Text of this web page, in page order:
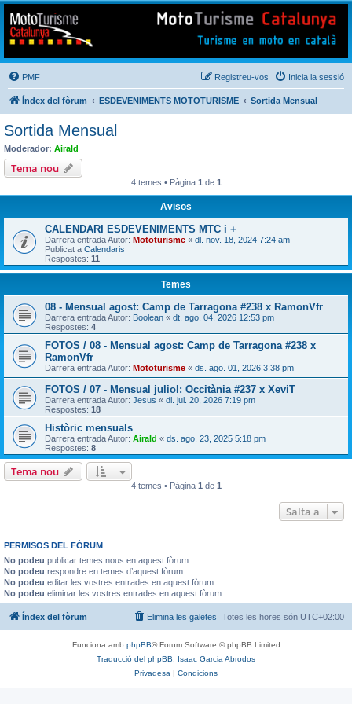
Mototurisme
Turisme en moto en català
PMF Inicia la sessió
Registreu-vos
Índex del fòrum ESDEVENIMENTS MOTOTURISME Sortida Mensual
Sortida Mensual
Moderador: Airald
Tema nou
4 temes • Pàgina 1 de 1
Avisos
CALENDARI ESDEVENIMENTS MTC i +
Darrera entrada Autor: Mototurisme « dl. nov. 18, 2024 7:24 am
Publicat a Calendaris
Respostes: 11
Temes
08 - Mensual agost: Camp de Tarragona #238 x RamonVfr
Darrera entrada Autor: Boolean « dt. ago. 04, 2026 12:53 pm
Respostes: 4
FOTOS / 08 - Mensual agost: Camp de Tarragona #238 x
RamonVfr
Darrera entrada Autor: Mototurisme « ds. ago. 01, 2026 3:38 pm
FOTOS / 07 - Mensual juliol: Occitània #237 x XeviT
Darrera entrada Autor: Jesus « dl. jul. 20, 2026 7:19 pm
Respostes: 18
Històric mensuals
Darrera entrada Autor: Airald « ds. ago. 23, 2025 5:18 pm
Respostes: 8
Tema nou
4 temes • Pàgina 1 de 1
Salta a
PERMISOS DEL FÒRUM
No podeu publicar temes nous en aquest fòrum
No podeu respondre en temes d’aquest fòrum
No podeu editar les vostres entrades en aquest fòrum
No podeu eliminar les vostres entrades en aquest fòrum
Índex del fòrum Totes les hores són UTC+02:00
Elimina les galetes
Funciona amb phpBB® Forum Software © phpBB Limited
Traducció del phpBB: Isaac Garcia Abrodos
Privadesa | Condicions